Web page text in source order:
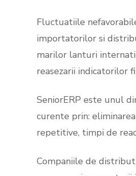
Fluctuatiile
importatorilor si
marilor lanturi
reasezarii indicatorilor
SeniorERP este unul
curente prin:
repetitive, timpi de
Companiile de